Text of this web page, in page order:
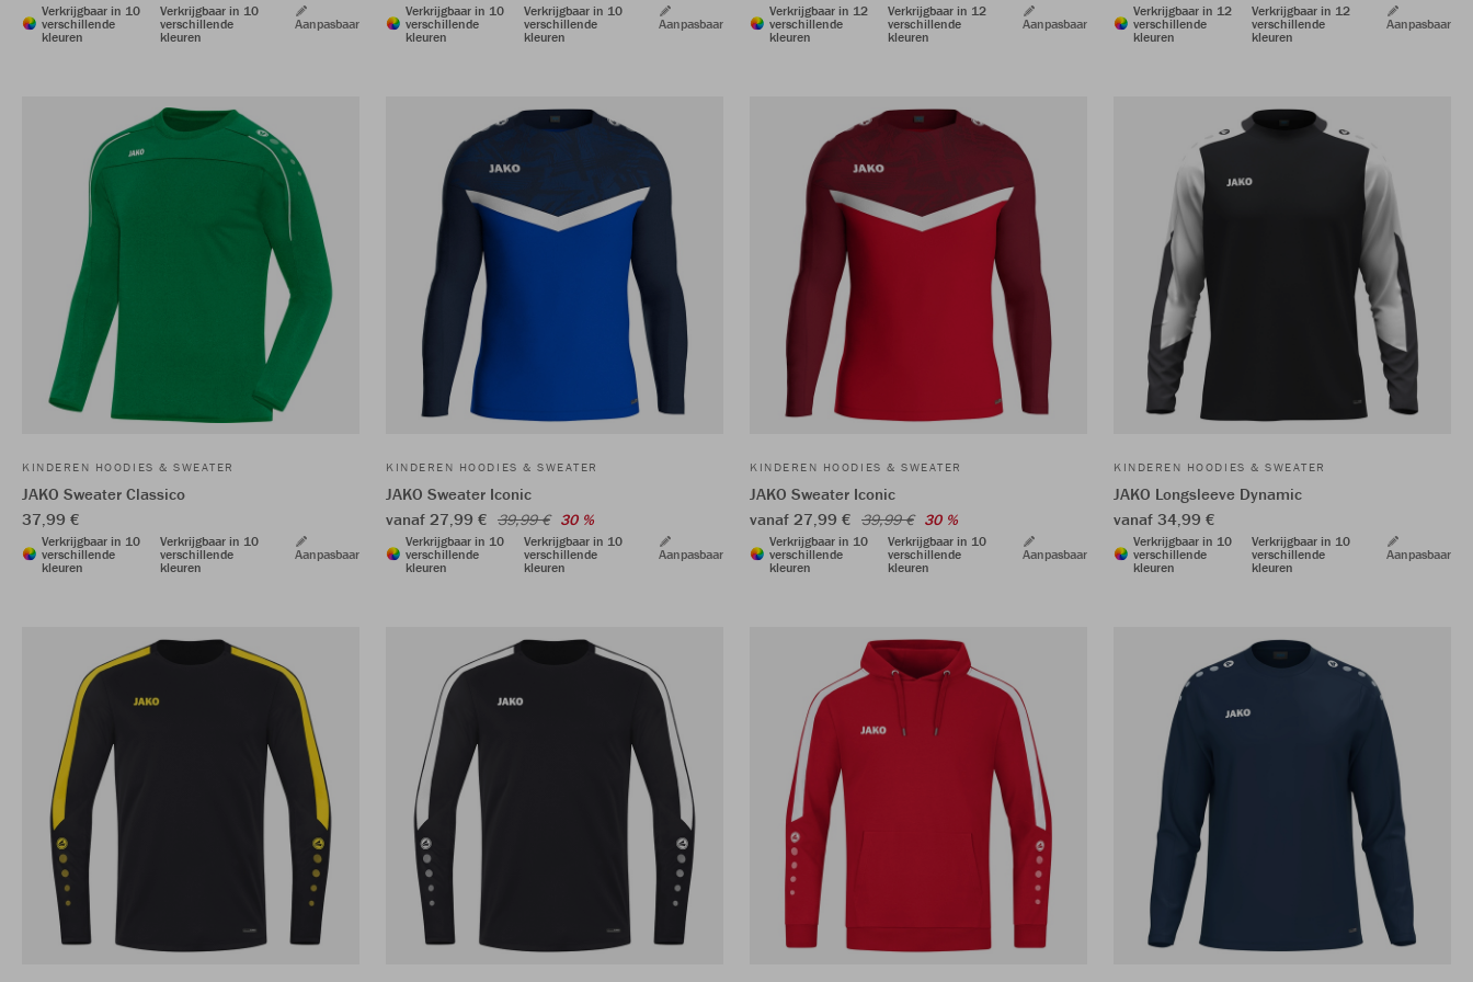
Verkrijgbaar in 10
verschillende
kleuren
Verkrijgbaar in 10
verschillende
kleuren
Aanpasbaar
Verkrijgbaar in 10
verschillende
kleuren
Verkrijgbaar in 10
verschillende
kleuren
Aanpasbaar
Verkrijgbaar in 12
verschillende
kleuren
Verkrijgbaar in 12
verschillende
kleuren
Aanpasbaar
Verkrijgbaar in 12
verschillende
kleuren
Verkrijgbaar in 12
verschillende
kleuren
Aanpasbaar
KINDEREN HOODIES & SWEATER
JAKO Sweater Classico
37,99 €
Verkrijgbaar in 10
verschillende
kleuren
Verkrijgbaar in 10
verschillende
kleuren
Aanpasbaar
KINDEREN HOODIES & SWEATER
JAKO Sweater Iconic
vanaf 27,99 € 39,99 € 30 %
Verkrijgbaar in 10
verschillende
kleuren
Verkrijgbaar in 10
verschillende
kleuren
Aanpasbaar
KINDEREN HOODIES & SWEATER
JAKO Sweater Iconic
vanaf 27,99 € 39,99 € 30 %
Verkrijgbaar in 10
verschillende
kleuren
Verkrijgbaar in 10
verschillende
kleuren
Aanpasbaar
KINDEREN HOODIES & SWEATER
JAKO Longsleeve Dynamic
vanaf 34,99 €
Verkrijgbaar in 10
verschillende
kleuren
Verkrijgbaar in 10
verschillende
kleuren
Aanpasbaar